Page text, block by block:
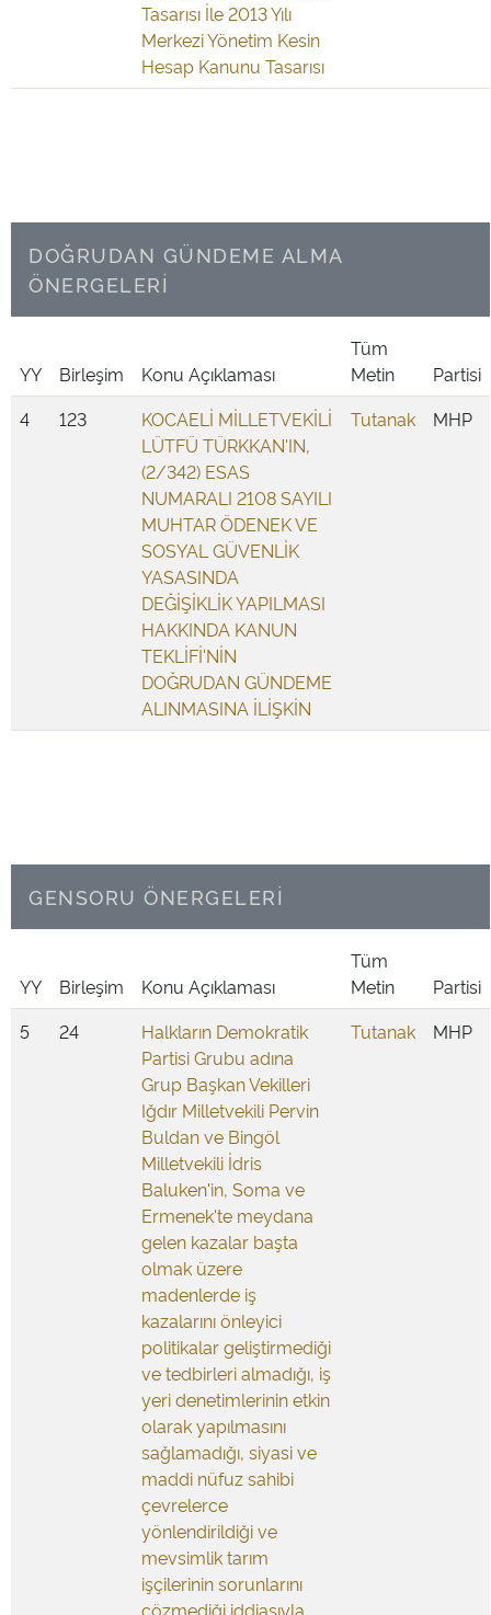
Tasarısı İle 2013 Yılı
Merkezi Yönetim Kesin
Hesap Kanunu Tasarısı
DOĞRUDAN GÜNDEME ALMA
ÖNERGELERİ
YY Birleşim Konu Açıklaması
Tüm
Metin
Partisi
4
123
KOCAELİ MİLLETVEKİLİ
LÜTFÜ TÜRKKAN'IN,
(2/342) ESAS
NUMARALI 2108 SAYILI
MUHTAR ÖDENEK VE
SOSYAL GÜVENLİK
YASASINDA
DEĞİŞİKLİK YAPILMASI
HAKKINDA KANUN
TEKLİFİ'NİN
DOĞRUDAN GÜNDEME
ALINMASINA İLİŞKİN
Tutanak MHP
GENSORU ÖNERGELERİ
YY Birleşim Konu Açıklaması
Tüm
Metin
Partisi
5
24
Halkların Demokratik
Partisi Grubu adına
Grup Başkan Vekilleri
Iğdır Milletvekili Pervin
Buldan ve Bingöl
Milletvekili İdris
Baluken'in, Soma ve
Ermenek'te meydana
gelen kazalar başta
olmak üzere
madenlerde iş
kazalarını önleyici
politikalar geliştirmediği
ve tedbirleri almadığı, iş
yeri denetimlerinin etkin
olarak yapılmasını
sağlamadığı, siyasi ve
maddi nüfuz sahibi
çevrelerce
yönlendirildiği ve
mevsimlik tarım
işçilerinin sorunlarını
çözmediği iddiasıyla
Tutanak MHP